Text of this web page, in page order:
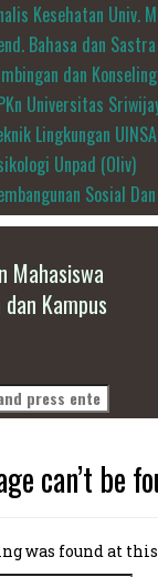
Kesehatan Univ.
Bahasa dan
dan
Universitas
Lingkungan
Unpad (Oliv)
Sosial
Mahasiswa
Kampus
can’t be
was found at